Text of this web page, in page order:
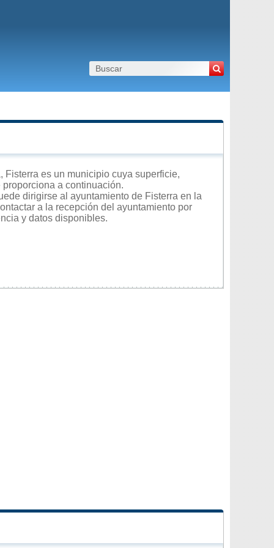
es un municipio cuya superficie,
a continuación.
dirigirse al ayuntamiento de Fisterra en la
a la recepción del ayuntamiento por
y datos disponibles.